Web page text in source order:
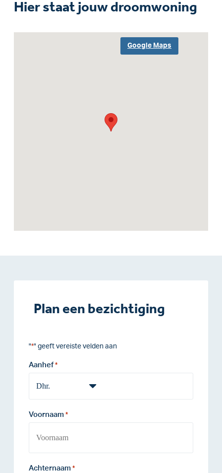
Hier staat jouw droomwoning
Google Maps
Plan een bezichtiging
"*" geeft vereiste velden aan
Aanhef *
Voornaam *
Achternaam *